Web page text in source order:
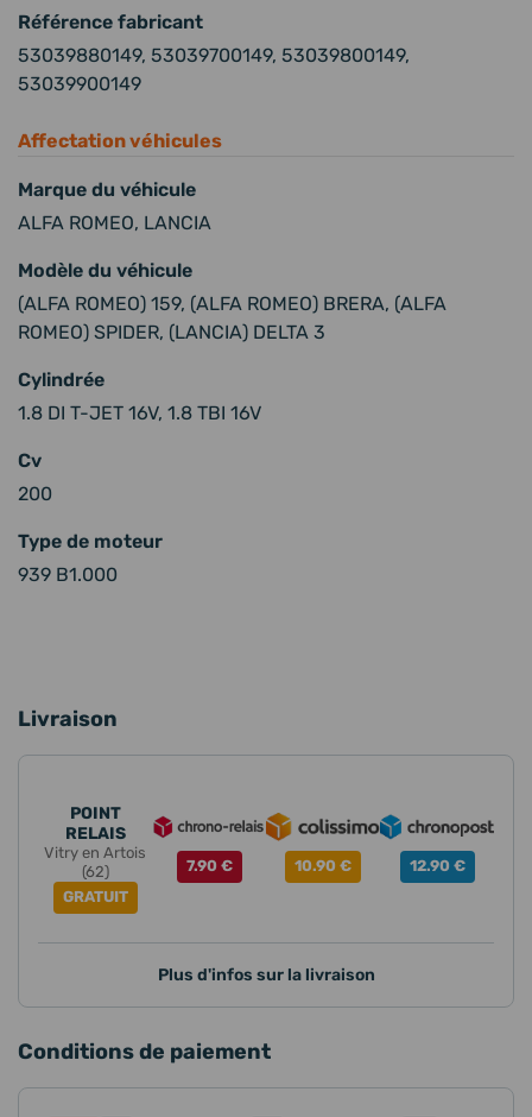
Référence fabricant
53039880149, 53039700149, 53039800149,
53039900149
Affectation véhicules
Marque du véhicule
ALFA ROMEO, LANCIA
Modèle du véhicule
(ALFA ROMEO) 159, (ALFA ROMEO) BRERA, (ALFA
ROMEO) SPIDER, (LANCIA) DELTA 3
Cylindrée
1.8 DI T-JET 16V, 1.8 TBI 16V
Cv
200
Type de moteur
939 B1.000
Livraison
POINT
RELAIS
Vitry en Artois
(62)
GRATUIT
7.90 € 10.90 € 12.90 €
Plus d'infos sur la livraison
Conditions de paiement